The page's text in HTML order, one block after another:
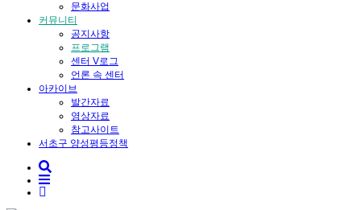
문화사업
커뮤니티
공지사항
프로그램
센터 V로그
언론 속 센터
아카이브
발간자료
영상자료
참고사이트
서초구 양성평등정책